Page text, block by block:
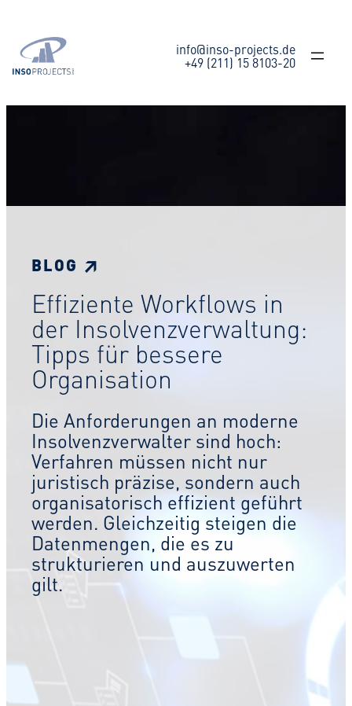
springen
info@inso-projects.de
+49 (211) 15 8103-20
BLOG ↗
Effiziente Workflows in
der Insolvenzverwaltung:
Tipps für bessere
Organisation
Die Anforderungen an moderne
Insolvenzverwalter sind hoch:
Verfahren müssen nicht nur
juristisch präzise, sondern auch
organisatorisch effizient geführt
werden. Gleichzeitig steigen die
Datenmengen, die es zu
strukturieren und auszuwerten
gilt.